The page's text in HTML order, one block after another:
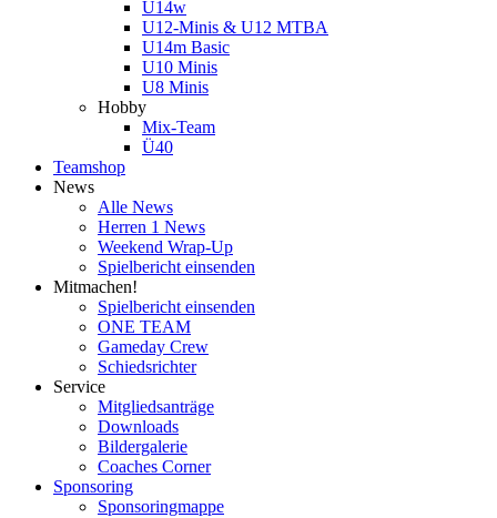
U14w
U12-Minis & U12 MTBA
U14m Basic
U10 Minis
U8 Minis
Hobby
Mix-Team
Ü40
Teamshop
News
Alle News
Herren 1 News
Weekend Wrap-Up
Spielbericht einsenden
Mitmachen!
Spielbericht einsenden
ONE TEAM
Gameday Crew
Schiedsrichter
Service
Mitgliedsanträge
Downloads
Bildergalerie
Coaches Corner
Sponsoring
Sponsoringmappe